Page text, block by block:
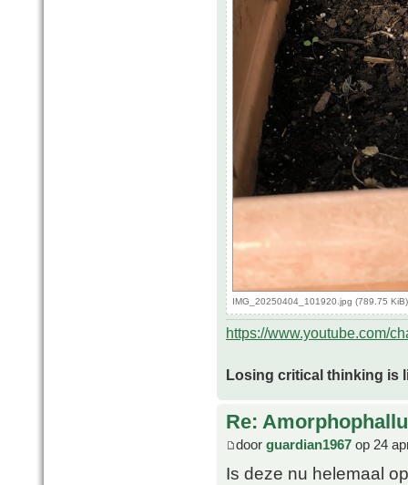
IMG_20250404_101920.jpg (789.75
https://www.youtube.com/
Losing critical thinking is
Re:
door guardian1967 op 24
Is deze nu helemaal